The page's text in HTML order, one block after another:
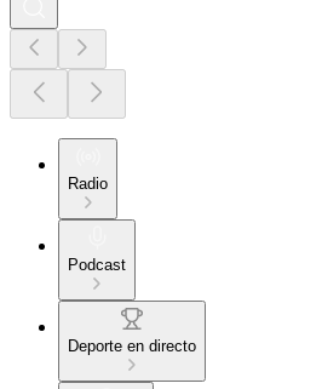
Radio
Podcast
Deporte en directo